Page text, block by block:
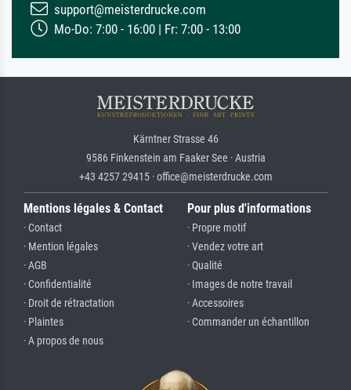
support@meisterdrucke.com
Mo-Do: 7:00 - 16:00 | Fr: 7:00 - 13:00
Kärntner Strasse 46
9586 Finkenstein am Faaker See · Austria
+43 4257 29415 · office@meisterdrucke.com
Mentions légales & Contact
· Contact
· Mention légales
· AGB
· Confidentialité
· Droit de rétractation
· Plaintes
· A propos de nous
Pour plus d'informations
· Propre motif
· Vendez votre art
· Qualité
· Images de notre travail
· Accessoires
· Commander un échantillon